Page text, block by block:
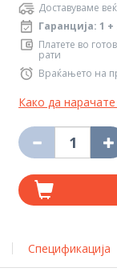
Доставуваме
Гаранција: 1 +
Платете во
рати
Враќањето на
Како да нарачате
Спецификација